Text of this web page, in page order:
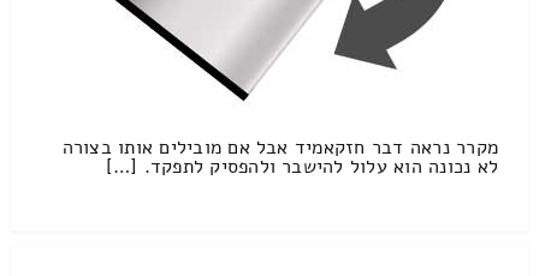
מקרר נראה דבר חזקאמיד אבל אם מובילים אותו בצורה
לא נכונה הוא עלול להישבר ולהפסיק לתפקד. […]